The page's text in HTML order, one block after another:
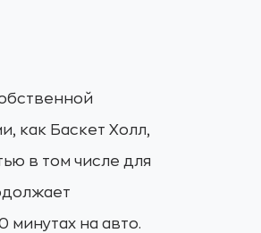
как Баскет Холл,
в том числе для
минутах на авто.